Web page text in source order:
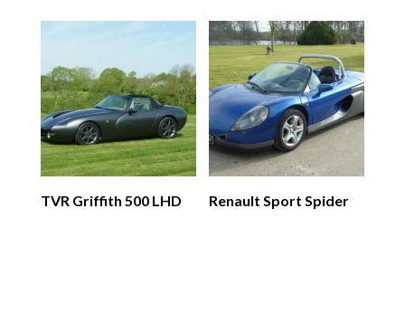
TVR Griffith 500 LHD Renault Sport Spider